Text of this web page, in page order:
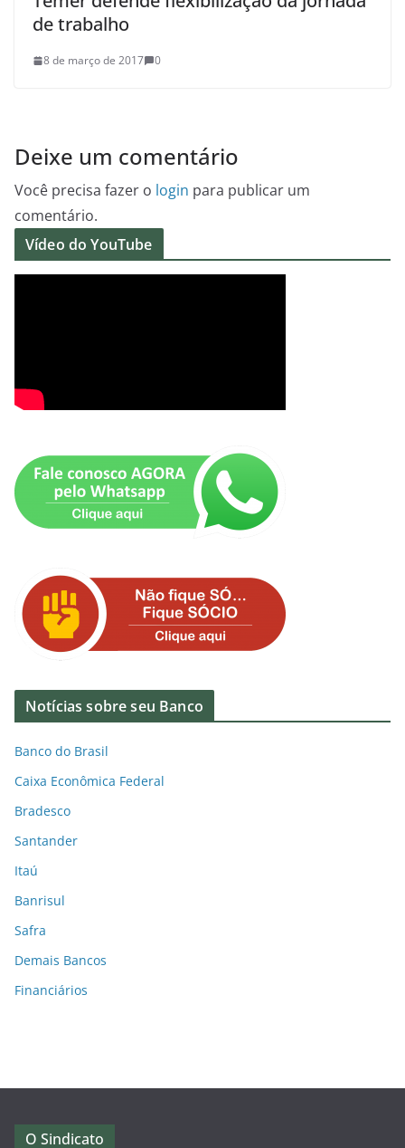
de trabalho
8 de março de 2017 0
Deixe um comentário
Você precisa fazer o login para publicar um
comentário.
Vídeo do YouTube
Notícias sobre seu Banco
Banco do Brasil
Caixa Econômica Federal
Bradesco
Santander
Itaú
Banrisul
Safra
Demais Bancos
Financiários
O Sindicato